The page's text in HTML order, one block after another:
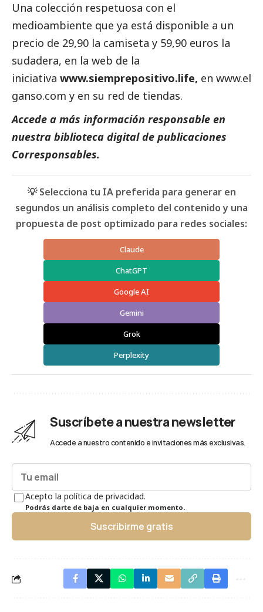
Una colección respetuosa con el
medioambiente que ya está disponible a un
precio de 29,90 la camiseta y 59,90 euros la
sudadera, en la web de la
iniciativa www.siemprepositivo.life, en www.el
ganso.com y en su red de tiendas.
Accede a más información responsable en
nuestra biblioteca digital de publicaciones
Corresponsables.
💡 Selecciona tu IA preferida para generar en
segundos un análisis completo del contenido y una
propuesta de post optimizado para redes sociales:
Claude
ChatGPT
Google AI
Gemini
Grok
Perplexity
Suscríbete a nuestra newsletter
Accede a nuestro contenido e invitaciones más exclusivas.
Acepto la política de privacidad.
Podrás darte de baja en cualquier momento.
Suscribirme gratis